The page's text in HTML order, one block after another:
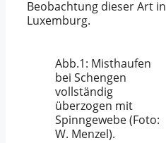
Beobachtung dieser Art in
Luxemburg.
Abb.1: Misthaufen
bei Schengen
vollständig
überzogen mit
Spinngewebe (Foto:
W. Menzel).